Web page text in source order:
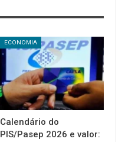
ECONOMIA
Calendário do
PIS/Pasep 2026 e valor: